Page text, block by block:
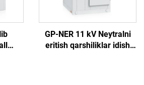
GP-NER 11 kV Neytralni
eritish qarshiliklar idish